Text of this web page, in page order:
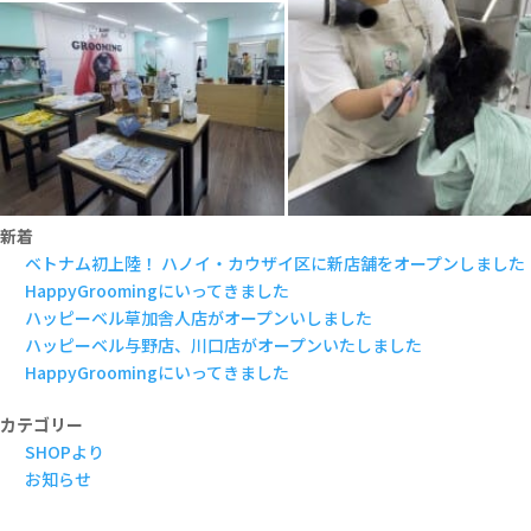
新着
ベトナム初上陸！ ハノイ・カウザイ区に新店舗をオープンしました
HappyGroomingにいってきました
ハッピーベル草加舎人店がオープンいしました
ハッピーベル与野店、川口店がオープンいたしました
HappyGroomingにいってきました
カテゴリー
SHOPより
お知らせ